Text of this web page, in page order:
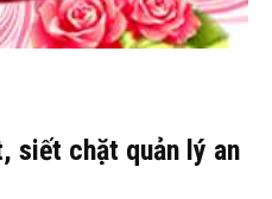
siết chặt quản lý an